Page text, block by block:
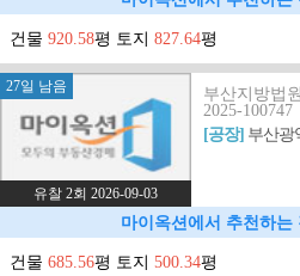
건물 920.58평 토지 827.64평
27일 남음
유찰 2회 2026-09-03
부산지방법
2025-100747
[공장] 부산광
마이옥션에서 추천하는
건물 685.56평 토지 500.34평